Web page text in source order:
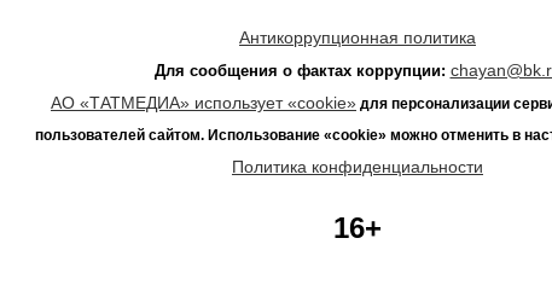
Антикоррупционная политика
Для сообщения о фактах коррупции:
АО «ТАТМЕДИА» использует «cookie» для персонализации
пользователей сайтом. Использование «cookie» можно отменить в
Политика конфиденциальности
16+